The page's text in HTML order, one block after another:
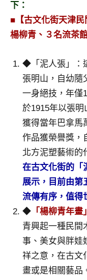
業
講
座、
客
欄、
作
象。
下：
■【古文化街天津
楊柳青、３名流茶
◆「泥人張」：
張明山，自幼隨
一身絕技，年僅
於1915年以張明
獲得當年巴拿馬
作品獲榮譽獎，
北方泥塑藝術的
在古文化街的「
展示，目前由第
流傳有序，值得
◆ 「楊柳青年畫」
青興起一種民間
事、美女與胖娃
祥之意，在古文
畫或是相關藝品